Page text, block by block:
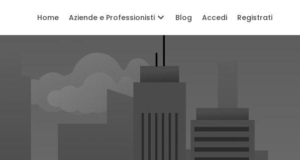
Home Aziende e Professionisti Blog Accedi Registrati